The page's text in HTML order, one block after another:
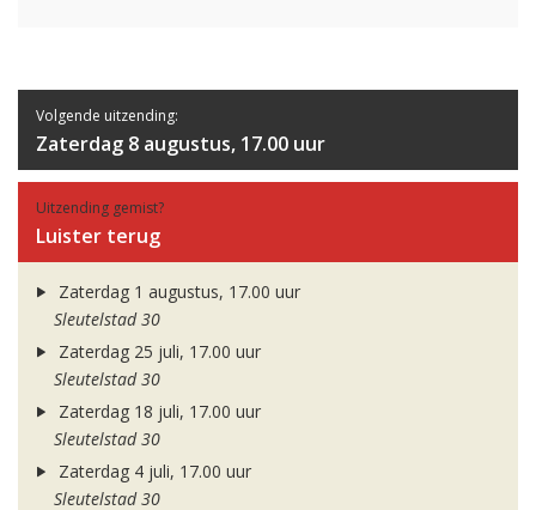
Volgende uitzending:
Zaterdag 8 augustus, 17.00 uur
Uitzending gemist?
Luister terug
Zaterdag 1 augustus, 17.00 uur
Sleutelstad 30
Zaterdag 25 juli, 17.00 uur
Sleutelstad 30
Zaterdag 18 juli, 17.00 uur
Sleutelstad 30
Zaterdag 4 juli, 17.00 uur
Sleutelstad 30